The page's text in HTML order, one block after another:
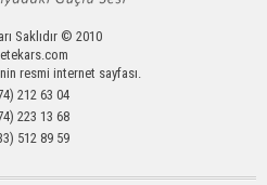
Saklıdır © 2010
resmi internet sayfası.
212 63 04
223 13 68
512 89 59